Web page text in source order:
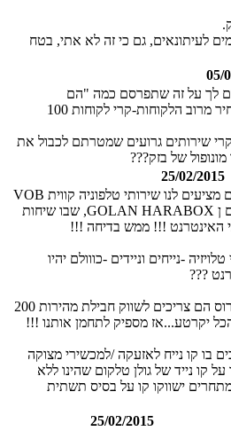
לעיתונאים, גם כי זה לא אתי, בטח
05/
לך על זה שתפרסם כמה "הם
מרוויחים" מלחתוך מחיר מרוב הלקוחות-קרי לקוחות 100
שירותים גרועים שמטרתם לכבול את
של בזק???
25/02/2015
רפורמה ??? המתחרים מציעים לנו שירותי טלפוניה קווית VOB
כמו של פרטנר וסלקום ן GOLAN HARABOX, שבו שיחות
האינטרנט !!! ממש בדיחה !!!
2 מכשירי טלויזיה -נייחים וניידים -כווולם יהיו
???
בשביל שכלוום לא יקרוס הם צריכים לשווק חבילת מהירות 200
יקרטע...אז מספיק לתחמן אותנו !!!
בו קו נייח לאזעקה /למכשירי מצוקה
קו נייד של גולן טלקום שהינו ללא
ישווקו קו על בסיס תשתית
25/02/2015